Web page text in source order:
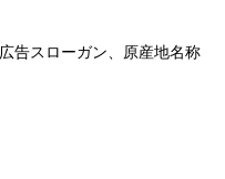
告スローガン、原産地名称